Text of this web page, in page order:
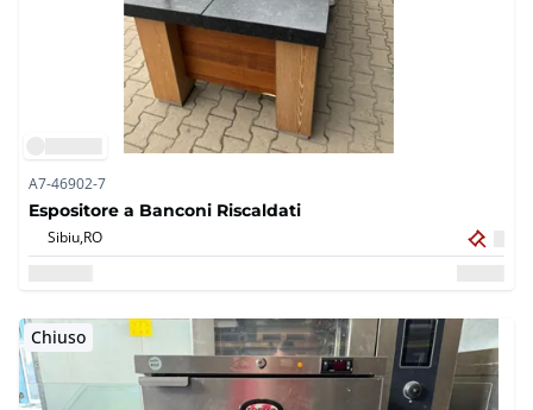
A7-46902-7
Espositore a Banconi Riscaldati
Sibiu,RO
Chiuso